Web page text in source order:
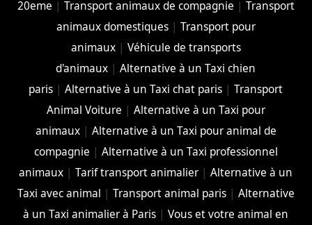
20eme | Transport animaux de compagnie | Transport
animaux domestiques| Transport pour
animaux| Véhicule de transports
d'animaux |Alternative à un Taxi chien
paris |Alternative à un Taxi chat paris |Transport
Animal Voiture | Alternative à un Taxi pour
animaux| Alternative à un Taxi pour animal de
compagnie | Alternative à un Taxi professionnel
animaux |Tarif transport animalier |Alternative à un
Taxi avec animal | Transport animal paris| Alternative
à un Taxi animalier à Paris |Vous et votre animal en